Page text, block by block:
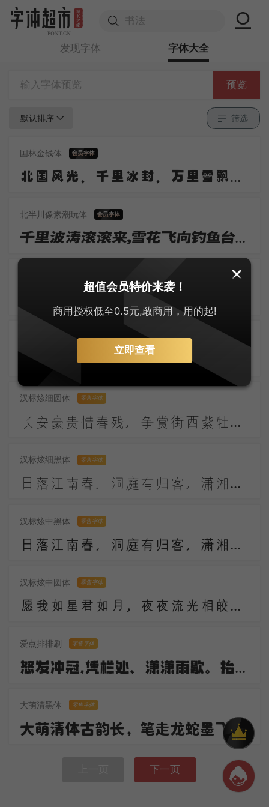
发现字体 字体大全
预览
默认排序 筛选
国林金钱体
北国风光，千里冰封，万里雪飘。望长城内外，惟余莽莽；大河上下，顿失滔滔。山舞银蛇，原驰蜡象，欲与天公试比高。
北半川像素潮玩体
千里波涛滚滚来，雪花飞向钓鱼台。人山纷赞阵容阔，铁马从容杀敌回。
零售字体
汉标炫细圆体 零售字体
长安豪贵惜春残，争赏街西紫牡丹。别有玉盘承露冷，无人起就月中看。
汉标炫细黑体 零售字体
日落江南春，洞庭有归客，潇湘逢故人。故人何不返，春华复应晚。
汉标炫中黑体 零售字体
日落江南春，洞庭有归客，潇湘逢故人。故人何不返，春华复应晚。
汉标炫中圆体 零售字体
愿我如星君如月，夜夜流光相皎洁。以星月为喻，表达了诗人对美好情感的向往与追求。
爱点排排刷 零售字体
怒发冲冠,凭栏处、潇潇雨歇。抬望眼,仰天长啸,壮怀激烈。三十功名尘与土,八千里路云和月。莫等闲,白了少年头,空悲切!
大萌清黑体 零售字体
大萌清体古韵长，笔走龙蛇墨飞扬。清朝遗风存笔意，民国新韵入篇章。今朝盛世才情显，书尽山河绘锦光。且看传承兴雅艺，千秋文脉韵流芳 。
下一页
超值会员特价来袭！
商用授权低至0.5元,敢商用，用的起!
立即查看